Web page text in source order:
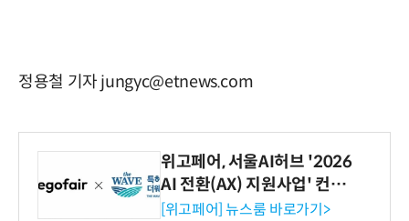
정용철 기자 jungyc@etnews.com
위고페어, 서울AI허브 '2026
AI 전환(AX) 지원사업' 컨소
시엄 선정
[위고페어] 뉴스룸 바로가기>